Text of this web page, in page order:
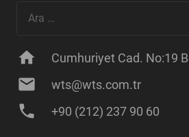
home Cumhuriyet Cad. No:19
mail wts@wts.com.tr
phone +90 (212) 237 90 60